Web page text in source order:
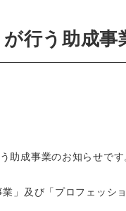
行う助成
助成事業のお知らせです
業」及び「プロフェッシ